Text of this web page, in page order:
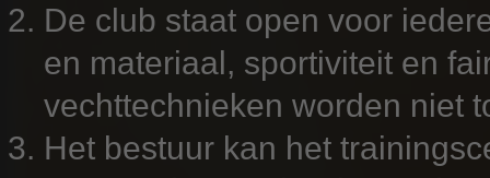
De club staat open voor
en materiaal, sportiviteit en
vechttechnieken worden niet
Het bestuur kan het